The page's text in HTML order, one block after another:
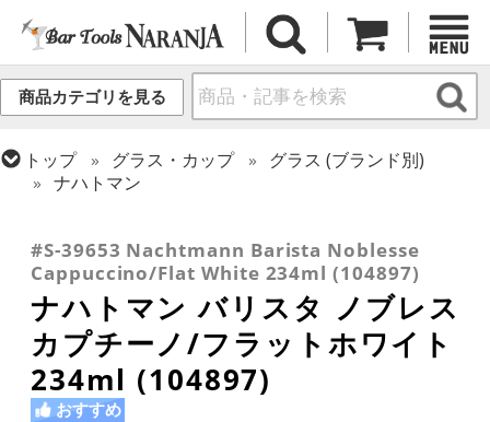
商品カテゴリを見る
トップ グラス・カップ
グラス (ブランド別)
ナハトマン
ロックグラス
#S-39653 Nachtmann Barista Noblesse
Cappuccino/Flat White 234ml (104897)
ナハトマン バリスタ ノブレス
カプチーノ/フラットホワイト
234ml (104897)
おすすめ